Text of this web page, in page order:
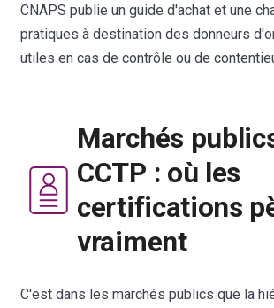
CNAPS publie un guide d'achat et une
pratiques à destination des donneurs
utiles en cas de contrôle ou de
Marchés
CCTP : où les
certifications
vraiment
C'est dans les marchés publics que la